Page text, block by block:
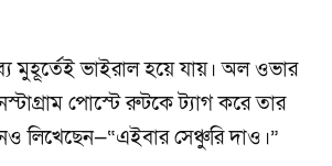
মুহূর্তেই ভাইরাল হয়ে যায়। অল ওভার
পোস্টে রুটকে ট্যাগ করে তার
লিখেছেন—“এইবার সেঞ্চুরি দাও।”